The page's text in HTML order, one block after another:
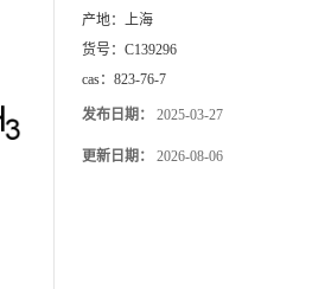
产地： 上海
货号： C139296
cas： 823-76-7
发布日期： 2025-03-27
更新日期： 2026-08-06